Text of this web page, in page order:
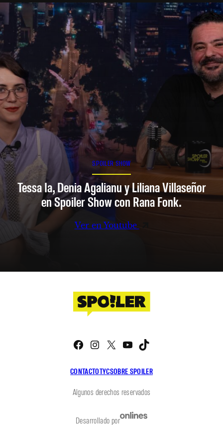
SPOILER SHOW
Tessa Ia, Denia Agalianu y Liliana Villaseñor
en Spoiler Show con Rana Fonk.
Ver en Youtube
CONTACTOTYCSOBRE SPOILER
Facebook
Instagram
X YouTube
Algunos derechos reservados
Desarrollado por